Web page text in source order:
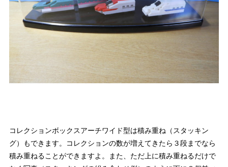
コレクションボックスアーチワイド型は積み重ね（スタッキン
グ）
もできます。コレクションの数が増えてきたら３段までなら
積み重ねることができますよ。また、ただ上に積み重ねるだけで